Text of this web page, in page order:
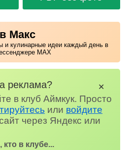
Макс
и кулинарные идеи каждый день в
MAX
реклама?
в клуб Аймкук. Просто
или войдите
через Яндекс или
кто в клубе...
✕